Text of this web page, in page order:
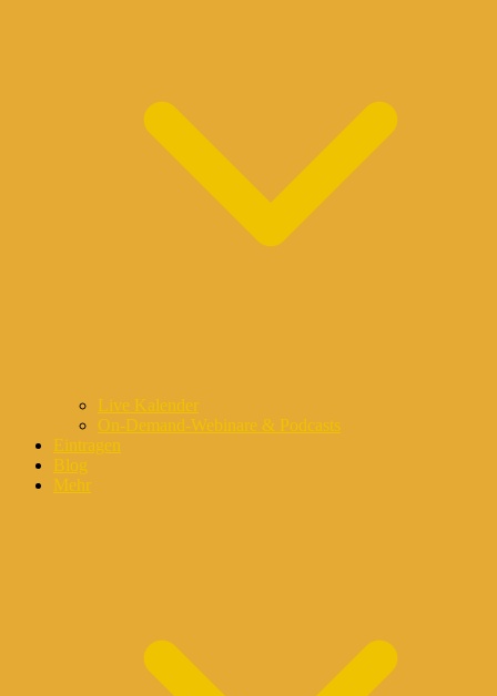
Live Kalender
On-Demand-Webinare & Podcasts
Eintragen
Blog
Mehr